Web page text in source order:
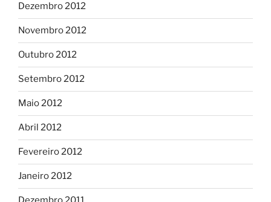
Dezembro 2012
Novembro 2012
Outubro 2012
Setembro 2012
Maio 2012
Abril 2012
Fevereiro 2012
Janeiro 2012